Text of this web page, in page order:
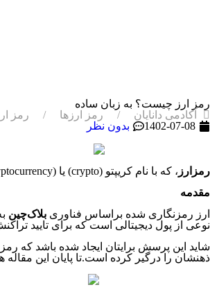
رمز ارز چیست؟ به زبان ساده
آکادمی دانایان
رمز ارزها
رمز
1402-07-08
بدون نظر
رمزارز ، که با نام کریپتو (crypto) یا (cryptocurrency) نیز شناخته می‌شود همان ارز دیجیتال است که به­‌صورت غیرمتمرکز عمل کرده و برای مبادله طراحی شده است.
مقدمه
ارز رمزنگاری شده براساس فناوری بلاک‌چین
نوعی از پول دیجیتالی است که برای تایید
شاید این پرسش برایتان ایجاد شده باشد که
ذهنشان را درگیر کرده است.تا پایان این مقاله